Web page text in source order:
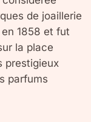
de joaillerie
1858 et fut
la place
prestigieux
parfums